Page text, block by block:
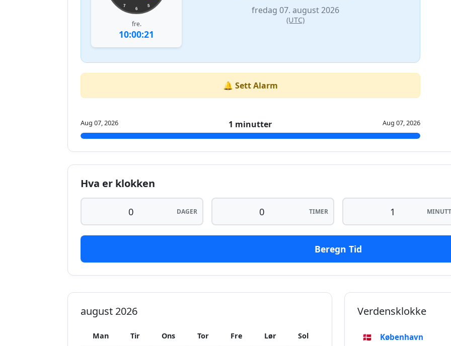
5
6
7
fre.
10:00:21
fredag 07. august 2026
(UTC)
🔔 Sett Alarm
Aug 07, 2026 1 minutter Aug 07, 2026
Hva er klokken
DAGER TIMER
Beregn Tid
august 2026
Man Tir Ons Tor Fre Lør Sol
Verdensklokke
🇩🇰 København